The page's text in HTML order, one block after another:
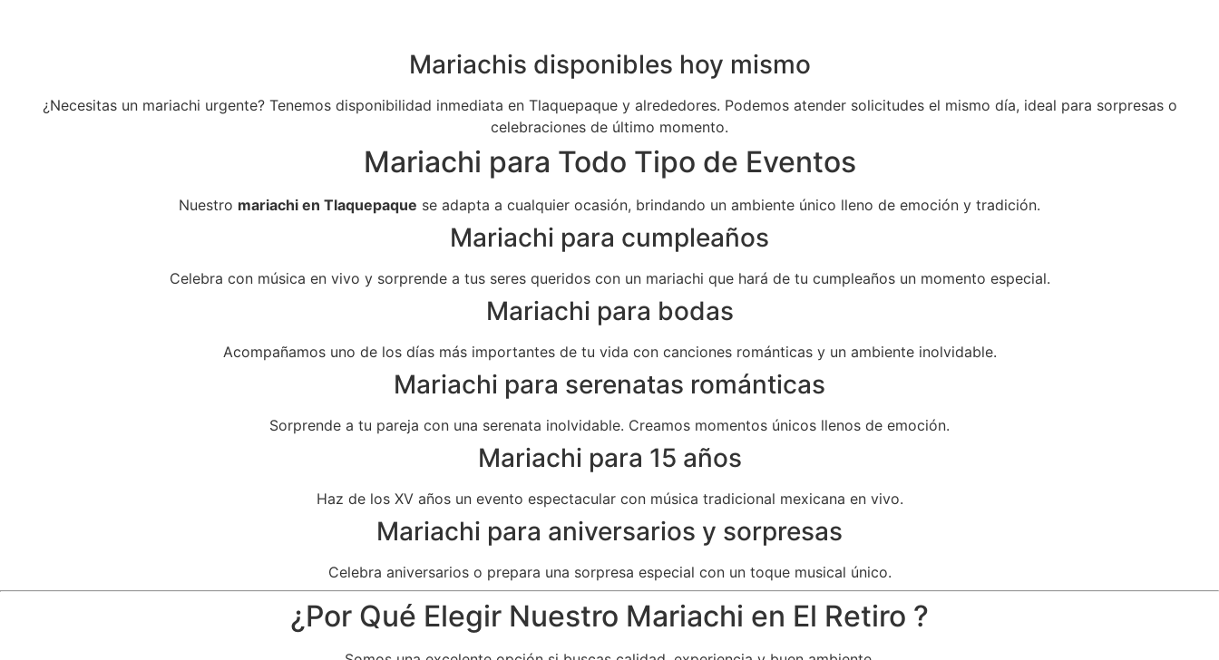
Mariachis disponibles hoy mismo
¿Necesitas un mariachi urgente? Tenemos disponibilidad inmediata en Tlaquepaque y alrededores. Podemos atender solicitudes el mismo día, ideal para sorpresas o
celebraciones de último momento.
Mariachi para Todo Tipo de Eventos
Nuestro mariachi en Tlaquepaque se adapta a cualquier ocasión, brindando un ambiente único lleno de emoción y tradición.
Mariachi para cumpleaños
Celebra con música en vivo y sorprende a tus seres queridos con un mariachi que hará de tu cumpleaños un momento especial.
Mariachi para bodas
Acompañamos uno de los días más importantes de tu vida con canciones románticas y un ambiente inolvidable.
Mariachi para serenatas románticas
Sorprende a tu pareja con una serenata inolvidable. Creamos momentos únicos llenos de emoción.
Mariachi para 15 años
Haz de los XV años un evento espectacular con música tradicional mexicana en vivo.
Mariachi para aniversarios y sorpresas
Celebra aniversarios o prepara una sorpresa especial con un toque musical único.
¿Por Qué Elegir Nuestro Mariachi en El Retiro ?